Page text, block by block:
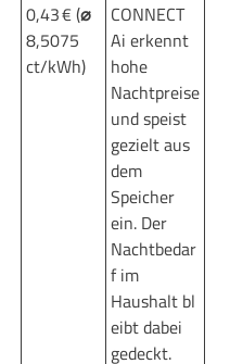
0,43 € (⌀
8,5075
ct/kWh)
CONNECT
Ai erkennt
hohe
Nachtpreise
und speist
gezielt aus
dem
Speicher
ein. Der
Nachtbedar
f im
Haushalt bl
eibt dabei
gedeckt.